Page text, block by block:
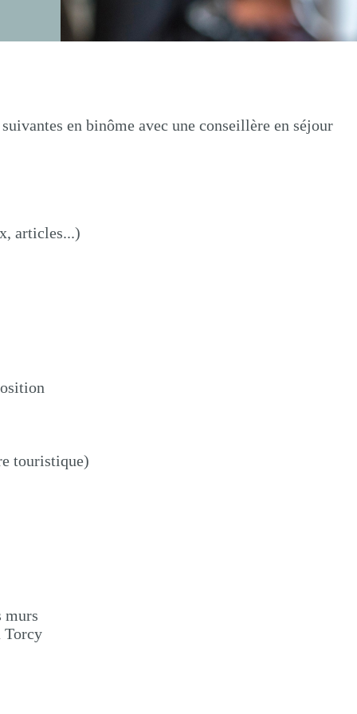
en binôme avec une conseillère en séjour
articles...)
touristique)
murs
Torcy